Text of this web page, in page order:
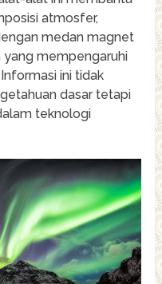
atmosfer,
medan magnet
yang mempengaruhi
ini tidak
dasar tetapi
teknologi